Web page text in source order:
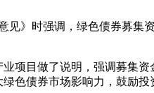
见》时强调，绿色债券募集
目做了说明，强调募集资
色债券市场影响力，鼓励投